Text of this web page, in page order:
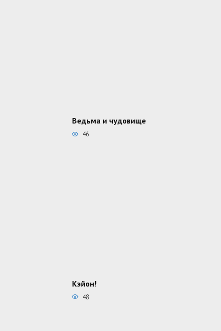
Ведьма и чудовище
46
Кэйон!
48